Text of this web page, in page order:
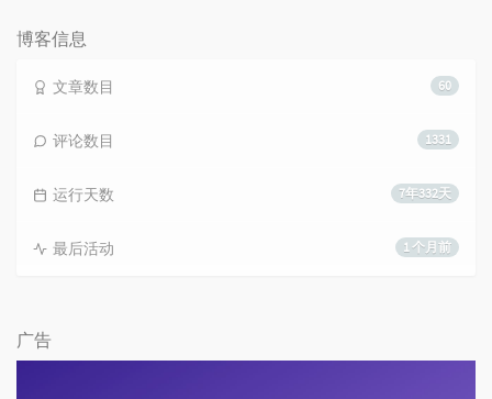
博客信息
60
文章数目
1331
评论数目
7年332天
运行天数
1 个月前
最后活动
广告